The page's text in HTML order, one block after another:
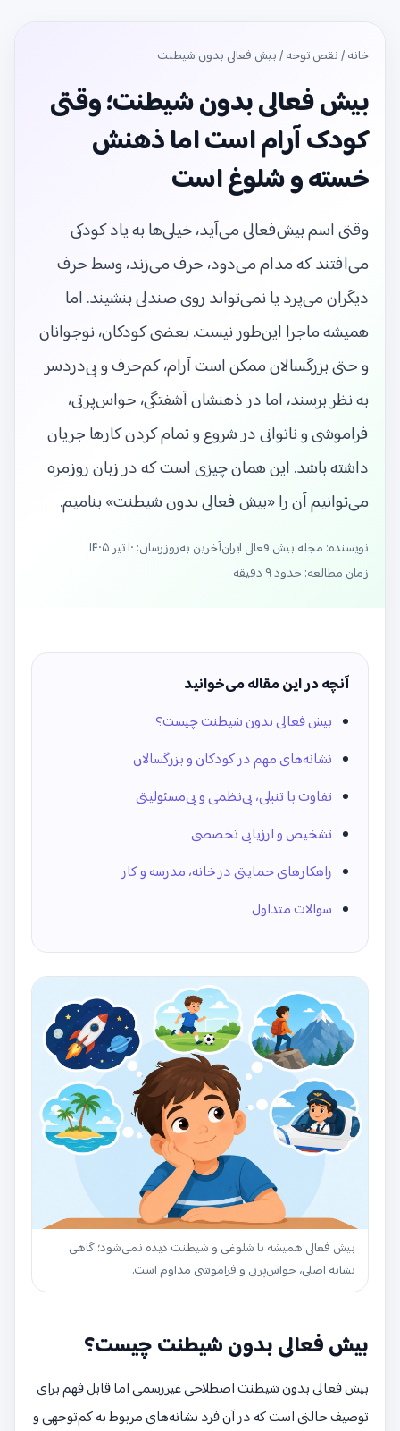
خانه/نقص توجه/ بیش فعالی بدون شیطنت
بیش فعالی بدون شیطنت؛ وقتی
کودک آرام است اما ذهنش
خسته و شلوغ است
وقتی اسم بیش‌فعالی می‌آید، خیلی‌ها به یاد کودکی
می‌افتند که مدام می‌دود، حرف می‌زند، وسط حرف
دیگران می‌پرد یا نمی‌تواند روی صندلی بنشیند. اما
همیشه ماجرا این‌طور نیست. بعضی کودکان، نوجوانان
و حتی بزرگسالان ممکن است آرام، کم‌حرف و بی‌دردسر
به نظر برسند، اما در ذهنشان آشفتگی، حواس‌پرتی،
فراموشی و ناتوانی در شروع و تمام کردن کارها جریان
داشته باشد. این همان چیزی است که در زبان روزمره
می‌توانیم آن را «بیش فعالی بدون شیطنت» بنامیم.
نویسنده: مجله بیش فعالی ایرانآخرین به‌روزرسانی: ۱۰ تیر ۱۴۰۵
زمان مطالعه: حدود ۹ دقیقه
آنچه در این مقاله می‌خوانید
بیش فعالی بدون شیطنت چیست؟
نشانه‌های مهم در کودکان و بزرگسالان
تفاوت با تنبلی، بی‌نظمی و بی‌مسئولیتی
تشخیص و ارزیابی تخصصی
راهکارهای حمایتی در خانه، مدرسه و کار
سوالات متداول
بیش فعالی همیشه با شلوغی و شیطنت دیده نمی‌شود؛ گاهی
نشانه اصلی، حواس‌پرتی و فراموشی مداوم است.
بیش فعالی بدون شیطنت چیست؟
بیش فعالی بدون شیطنت اصطلاحی غیررسمی اما قابل فهم برای
توصیف حالتی است که در آن فرد نشانه‌های مربوط به کم‌توجهی و